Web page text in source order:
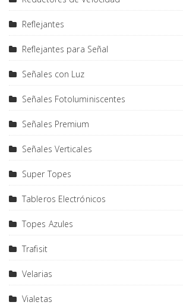
Reflejantes
Reflejantes para Señal
Señales con Luz
Señales Fotoluminiscentes
Señales Premium
Señales Verticales
Super Topes
Tableros Electrónicos
Topes Azules
Trafisit
Velarias
Vialetas